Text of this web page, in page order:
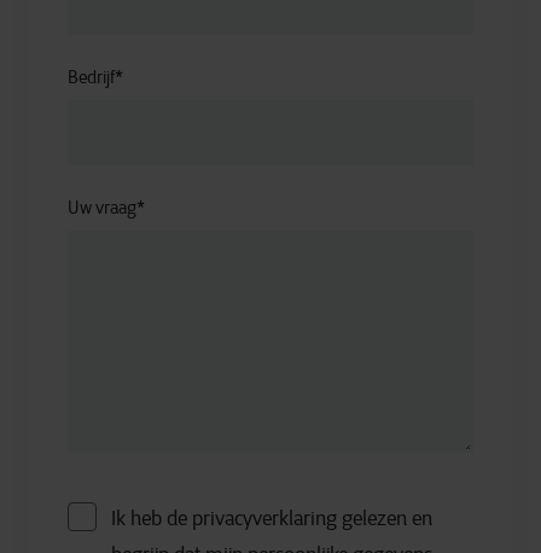
Bedrijf*
Uw vraag*
Ik heb de privacyverklaring gelezen en